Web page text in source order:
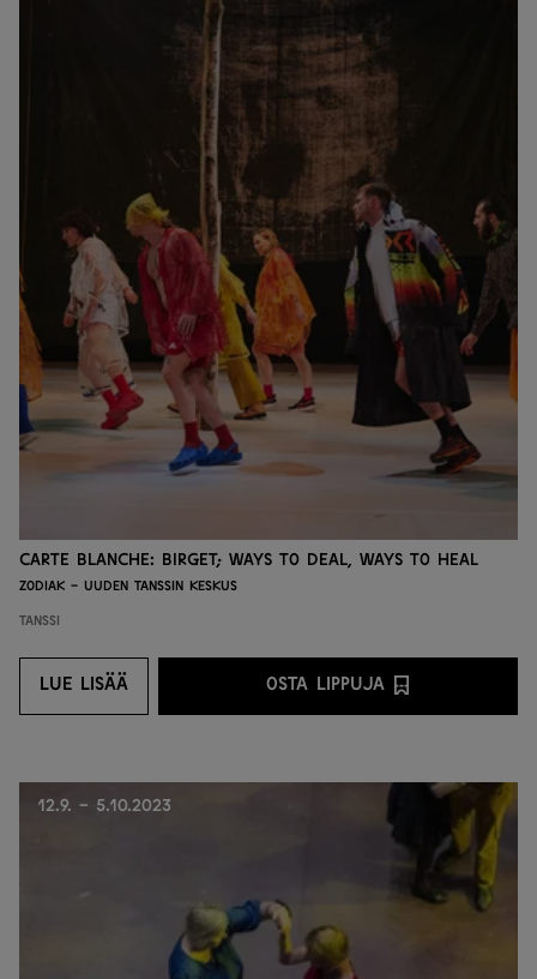
Carte Blanche: BIRGET; ways to deal, ways to heal
Zodiak - Uuden tanssin keskus
Tanssi
LUE LISÄÄ
LUE LISÄÄ OSTA LIPPUJA
OSTA LIPPUJA
12.9. - 5.10.2023